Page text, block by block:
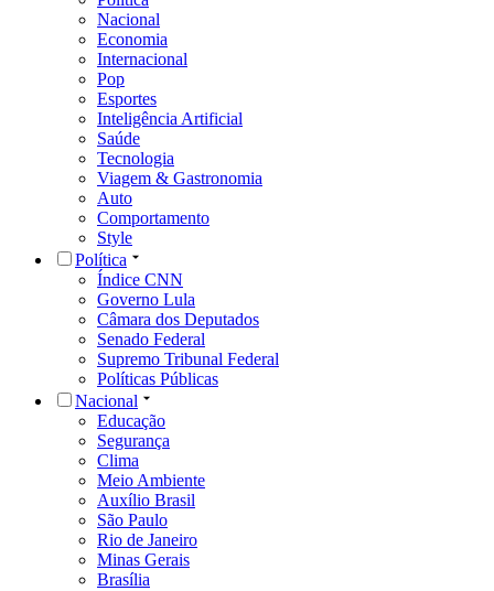
Nacional
Economia
Internacional
Pop
Esportes
Inteligência Artificial
Saúde
Tecnologia
Viagem & Gastronomia
Auto
Comportamento
Style
Política
Índice CNN
Governo Lula
Câmara dos Deputados
Senado Federal
Supremo Tribunal Federal
Políticas Públicas
Nacional
Educação
Segurança
Clima
Meio Ambiente
Auxílio Brasil
São Paulo
Rio de Janeiro
Minas Gerais
Brasília